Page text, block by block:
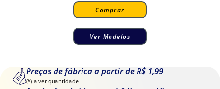
Comprar
Ver Modelos
Preços de fábrica a partir de R$ 1,99
(*) a ver quantidade